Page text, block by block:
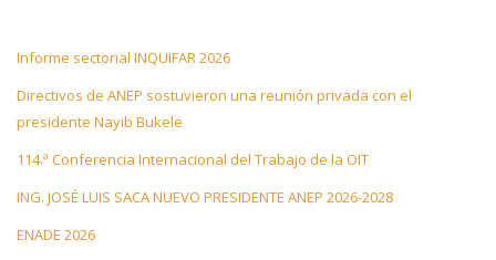
Informe sectorial INQUIFAR 2026
Directivos de ANEP sostuvieron una reunión privada con el
presidente Nayib Bukele
114.ª Conferencia Internacional del Trabajo de la OIT
ING. JOSÉ LUIS SACA NUEVO PRESIDENTE ANEP 2026-2028
ENADE 2026